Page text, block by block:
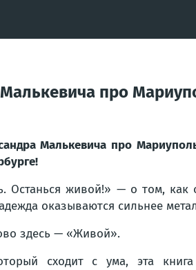
про
Малькевича про
Останься живой!» — о том, как
оказываются сильнее
здесь — «Живой».
сходит с ума, эта